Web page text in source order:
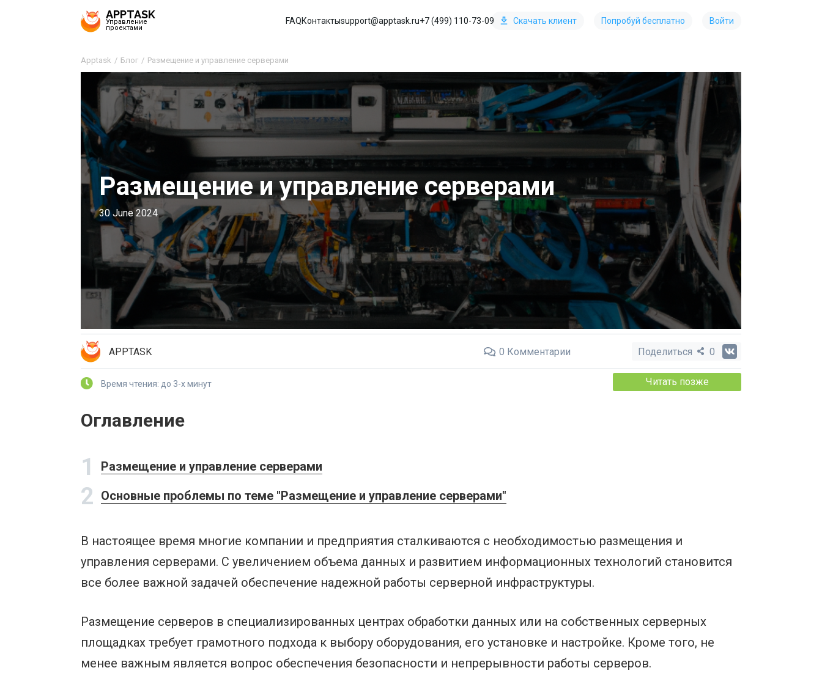
APPTASK
Управление
проектами
FAQКонтактыsupport@apptask.ru+7 (499) 110-73-09 Скачать клиент Попробуй бесплатно Войти
Apptask Блог Размещение и управление серверами
Размещение и управление серверами
30 June 2024
APPTASK 0 Комментарии Поделиться 0
Время чтения: до 3-х минут Читать позже
Оглавление
1 Размещение и управление серверами
2 Основные проблемы по теме "Размещение и управление серверами"
В настоящее время многие компании и предприятия сталкиваются с необходимостью размещения и
управления серверами. С увеличением объема данных и развитием информационных технологий становится
все более важной задачей обеспечение надежной работы серверной инфраструктуры.
Размещение серверов в специализированных центрах обработки данных или на собственных серверных
площадках требует грамотного подхода к выбору оборудования, его установке и настройке. Кроме того, не
менее важным является вопрос обеспечения безопасности и непрерывности работы серверов.